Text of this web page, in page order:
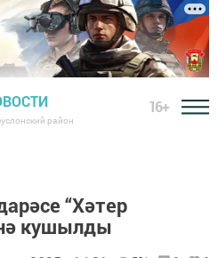
район
16+
“Хәтер
кушылды